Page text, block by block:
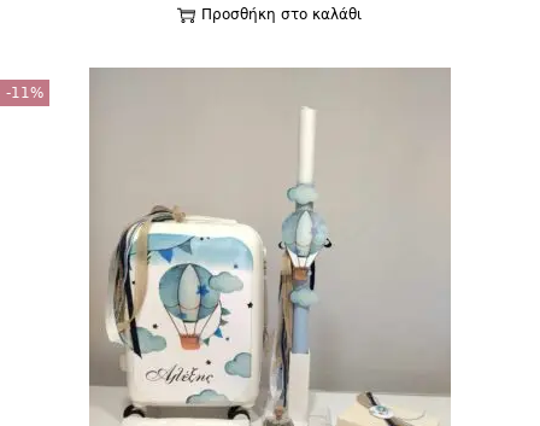
Προσθήκη στο καλάθι
-11%